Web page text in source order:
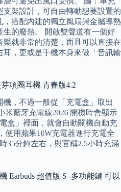
架設計，可自由轉動想要設置的
，搭配內建的獨立風扇與金屬導熱
生的廢熱。 開啟雙聲道有一個好
樂就非常的清楚，而且可以直接在
，更或是手機本身來做「音訊輸
項圈耳機 青春版4.2
，不過一般從「充電盒」取出
米藍牙充電線2026 開機時會顯示
盒」裡面，就會自動關機自動充
使用蘋果10W充電器進行充電全
35分鐘左右，與官稱2.5小時充滿
Earbuds 超值版 S -多功能鍵 可以